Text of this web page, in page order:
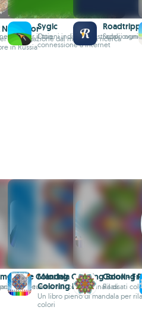
GPS per il tuo
Navigator
la navigazione dal motore di ricerca
in Russia
Sygic
Ottieni indicazioni stradali
connessione a Internet
Scopri ogni
per la tua
Free Coloring
e animali con centinaia di
Mandala Coloring Book -
Coloring Book
Un libro pieno di mandala per
colori
Coloring
Rilassati